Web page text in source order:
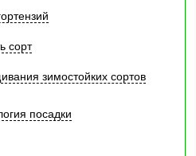
сорт
зимостойких сортов
посадки